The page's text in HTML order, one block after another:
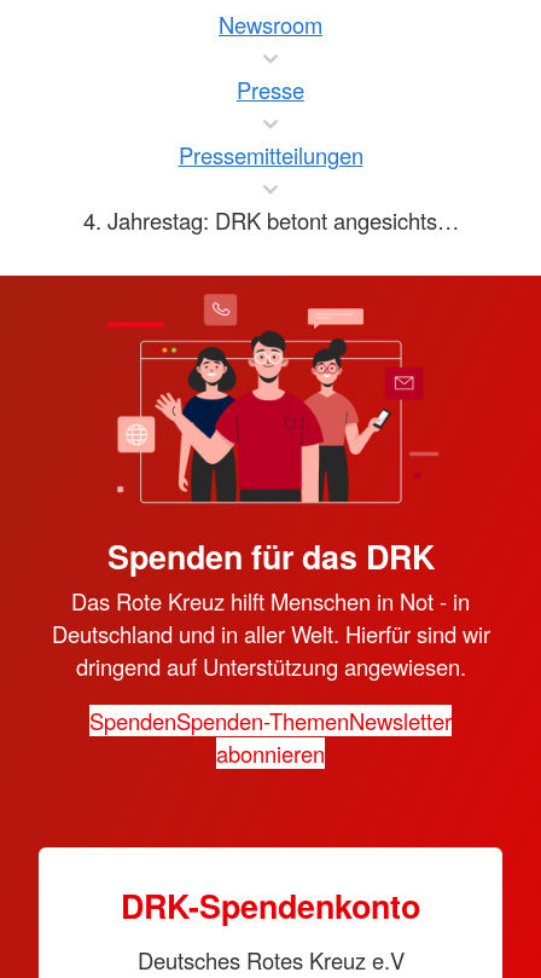
Newsroom
Presse
Pressemitteilungen
4. Jahrestag: DRK betont angesichts…
Spenden für das DRK
Das Rote Kreuz hilft Menschen in Not - in
Deutschland und in aller Welt. Hierfür sind wir
dringend auf Unterstützung angewiesen.
SpendenSpenden-ThemenNewsletter
abonnieren
DRK-Spendenkonto
Deutsches Rotes Kreuz e.V